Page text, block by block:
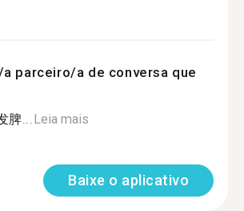
a parceiro/a de conversa que
脾...Leia mais
Baixe o aplicativo